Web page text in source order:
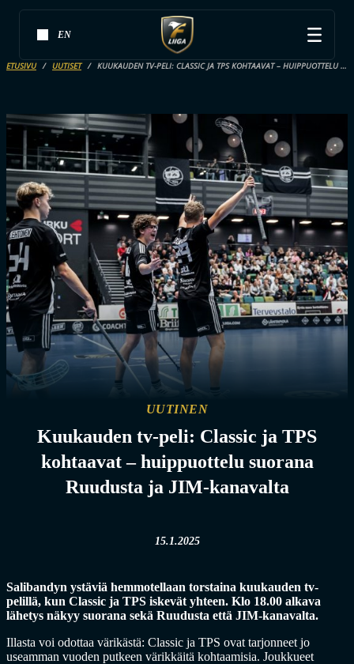
EN
ETUSIVU UUTISET KUUKAUDEN TV-PELI: CLASSIC JA TPS KOHTAAVAT – HUIPPUOTTELU SUORANA RUUDUSTA JA JIM-KANAVALTA
UUTINEN
Kuukauden tv-peli: Classic ja TPS
kohtaavat – huippuottelu suorana
Ruudusta ja JIM-kanavalta
15.1.2025
Salibandyn ystäviä hemmotellaan torstaina kuukauden tv-
pelillä, kun Classic ja TPS iskevät yhteen. Klo 18.00 alkava
lähetys näkyy suorana sekä Ruudusta että JIM-kanavalta.
Illasta voi odottaa värikästä: Classic ja TPS ovat tarjonneet jo
useamman vuoden putkeen värikkäitä kohtaamisia. Joukkueet